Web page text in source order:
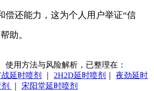
偿还能力，这为个人用户举证“信
助。
使用方法与风险解析，已整理在：
延时喷剂 2H2D延时喷剂
夜劲延时
宋阳堂延时喷剂